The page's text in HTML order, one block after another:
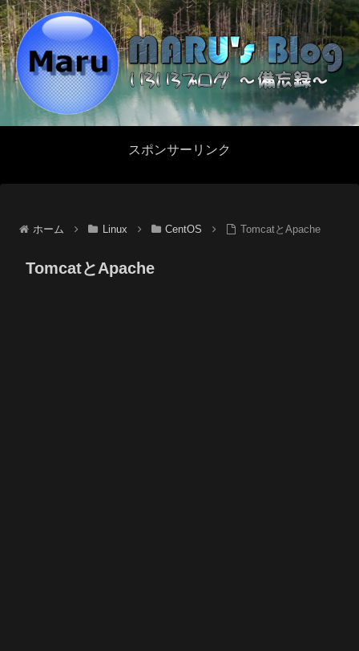
スポンサーリンク
ホーム Linux CentOS TomcatとApache
TomcatとApache